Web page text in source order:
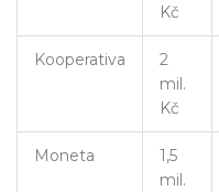
Kč
Kooperativa
2
mil.
Kč
Moneta
1,5
mil.